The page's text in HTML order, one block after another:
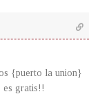
{puerto la union}
es gratis!!